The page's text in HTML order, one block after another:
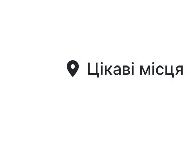
Цікаві